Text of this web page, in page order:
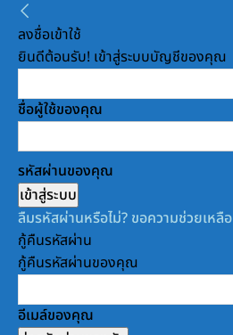
ลงชื่อเข้าใช้
ยินดีต้อนรับ! เข้าสู่ระบบบัญชีของคุณ
ชื่อผู้ใช้ของคุณ
รหัสผ่านของคุณ
ลืมรหัสผ่านหรือไม่? ขอความช่วยเหลือ
กู้คืนรหัสผ่าน
กู้คืนรหัสผ่านของคุณ
อีเมล์ของคุณ